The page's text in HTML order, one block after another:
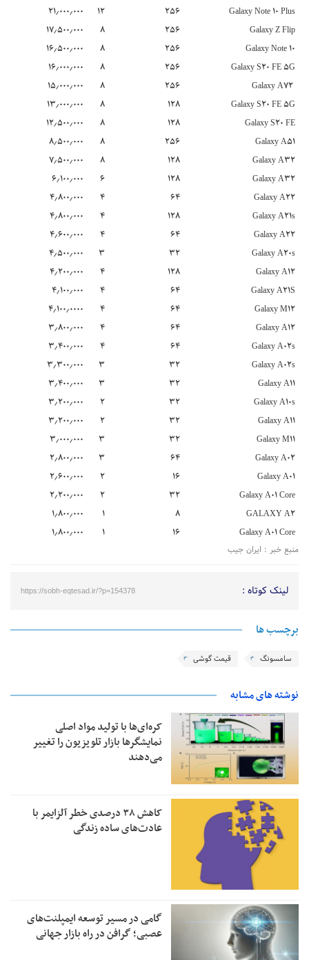
Galaxy Note 10 Plus
۲۵۶ ۱۲
۲۱٫۰۰۰٫۰۰۰
Galaxy Z Flip
۲۵۶ ۸
۱۷٫۵۰۰٫۰۰۰
Galaxy Note 10
۲۵۶ ۸
۱۶٫۵۰۰٫۰۰۰
Galaxy S20 FE 5G
۲۵۶ ۸
۱۶٫۰۰۰٫۰۰۰
۲۵۶ ۸
۱۵٫۰۰۰٫۰۰۰
Galaxy S20 FE 5G
۱۲۸ ۸
۱۳٫۰۰۰٫۰۰۰
Galaxy S20 FE
۱۲۸ ۸
۱۲٫۵۰۰٫۰۰۰
Galaxy A51
۲۵۶ ۸
۸٫۵۰۰٫۰۰۰
Galaxy A32
۱۲۸ ۸
۷٫۵۰۰٫۰۰۰
Galaxy A32
۱۲۸ ۶
۶٫۱۰۰٫۰۰۰
Galaxy A22
۶۴ ۴
۴٫۸۰۰٫۰۰۰
Galaxy A21s
۱۲۸ ۴
۴٫۸۰۰٫۰۰۰
Galaxy A22
۶۴ ۴
۴٫۶۰۰٫۰۰۰
Galaxy A20s
۳۲ ۳
۴٫۵۰۰٫۰۰۰
Galaxy A12
۱۲۸ ۴
۴٫۲۰۰٫۰۰۰
Galaxy A21S
۶۴ ۴
۴٫۱۰۰٫۰۰۰
Galaxy M12
۶۴ ۴
۴٫۱۰۰٫۰۰۰۰
Galaxy A12
۶۴ ۴
۳٫۸۰۰٫۰۰۰
Galaxy A02s
۶۴ ۴
۳٫۴۰۰٫۰۰۰
Galaxy A02s
۳۲ ۳
۳٫۳۰۰٫۰۰۰
Galaxy A11
۳۲ ۳
۳٫۴۰۰٫۰۰۰
Galaxy A10s
۳۲ ۲
۳٫۲۰۰٫۰۰۰
Galaxy A11
۳۲ ۲
۳٫۲۰۰٫۰۰۰
Galaxy M11
۳۲ ۳
۳٫۰۰۰٫۰۰۰
Galaxy A02
۶۴ ۳
۲٫۸۰۰٫۰۰۰
Galaxy A01
۱۶ ۲
۲٫۶۰۰٫۰۰۰
Galaxy A01 Core
۳۲ ۲
۲٫۲۰۰٫۰۰۰
GALAXY A2
۸ ۱
۱٫۸۰۰٫۰۰۰
Galaxy A01 Core
۱۶ ۱ ۱٫۸۰۰٫۰۰۰
منبع خبر : ایران جیب
لینک کوتاه : https://sobh-eqtesad.ir/?p=154378
برچسب ها
سامسونگ قیمت گوشی
نوشته های مشابه
کره‌ای‌ها با تولید مواد اصلی
نمایشگرها بازار تلویزیون را تغییر
می‌دهند
کاهش ۳۸ درصدی خطر آلزایمر با
عادت‌های ساده زندگی
گامی در مسیر توسعه ایمپلنت‌های
عصبی؛ گرافن در راه بازار جهانی